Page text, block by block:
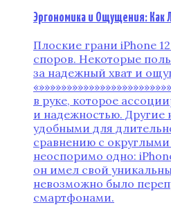
Эргономика и Ощущения: Как
Плоские грани iPhone
споров. Некоторые
за надежный хват и
в руке‚ которое
и надежностью. Другие
удобными для
сравнению с
неоспоримо одно:
он имел свой
невозможно было
смартфонами.